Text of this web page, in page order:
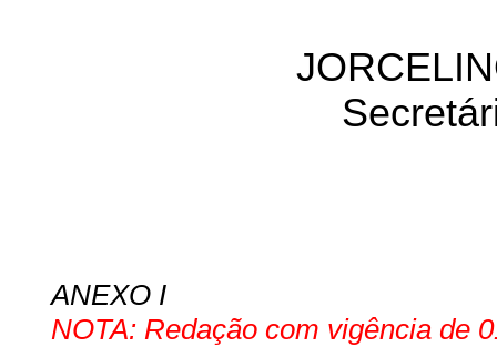
ANEXO I
NOTA: Redação com vigência de